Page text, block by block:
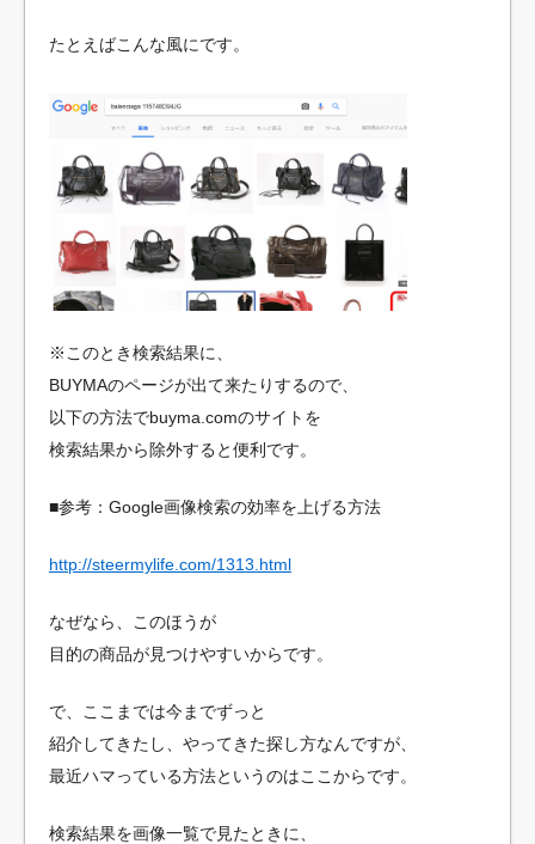
たとえばこんな風にです。
※このとき検索結果に、
BUYMAのページが出て来たりするので、
以下の方法でbuyma.comのサイトを
検索結果から除外すると便利です。
■参考：Google画像検索の効率を上げる方法
http://steermylife.com/1313.html
なぜなら、このほうが
目的の商品が見つけやすいからです。
で、ここまでは今までずっと
紹介してきたし、やってきた探し方なんですが、
最近ハマっている方法というのはここからです。
検索結果を画像一覧で見たときに、